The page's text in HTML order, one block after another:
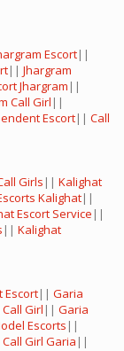
Escort||
|| Jhargram
Jhargram ||
Call Girl ||
Escort|| Call
Girls || Kalighat
Kalighat||
Escort Service ||
|| Kalighat
Escort|| Garia
Girl || Garia
Escorts ||
Call Girl Garia ||